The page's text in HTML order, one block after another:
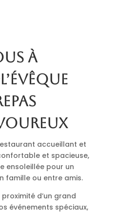
à
accueillant et
et spacieuse,
ensoleillée pour un
famille ou entre amis.
d’un grand
événements spéciaux,